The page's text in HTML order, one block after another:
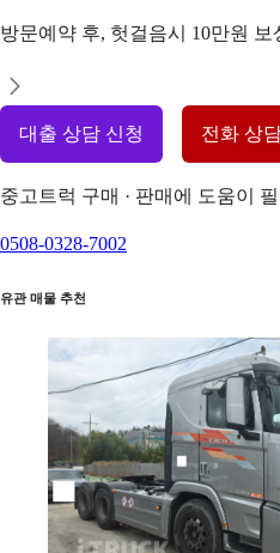
방문예약 후, 헛걸음시 10만원 보
대출 상담 신청 전화 상
중고트럭 구매 · 판매에 도움이
0508-0328-7002
유관 매물 추천